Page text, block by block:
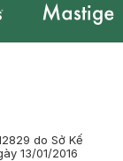
do Sở Kế
13/01/2016